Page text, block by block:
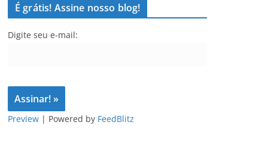
É grátis! Assine nosso blog!
Digite seu e-mail:
Preview | Powered by FeedBlitz